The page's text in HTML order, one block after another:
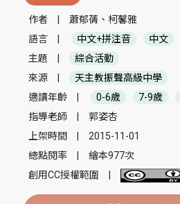
作者
蕭郁蒨、柯馨雅
語言
中文+拼注音
中文
主題
綜合活動
來源
天主教振聲高級中學
適讀年齡
0-6歲 7-9歲
指導老師
郭姿杏
上架時間
2015-11-01
總點閱率
繪本977次
創用CC授權範圍